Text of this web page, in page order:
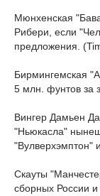
Мюнхенская
Рибери, если
предложения.
Бирмингемская
5 млн. фунтов за
Вингер Дамьен
"Ньюкасла"
"Вулверхэмптон"
Скауты
сборных России